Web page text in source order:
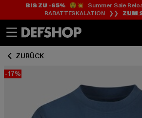
Zum
Inhalt
springen
Zum
Fußzeile
springen
BIS ZU -65%😲💥 Summer Sale
RABATTESKALATION ❯❯ ZUM
ZURÜCK
-17%